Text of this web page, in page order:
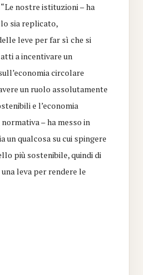
nostre istituzioni – ha
sia replicato,
leve per far sì che si
a incentivare un
circolare
un ruolo assolutamente
e l’economia
– ha messo in
un qualcosa su cui spingere
più sostenibile, quindi di
leva per rendere le